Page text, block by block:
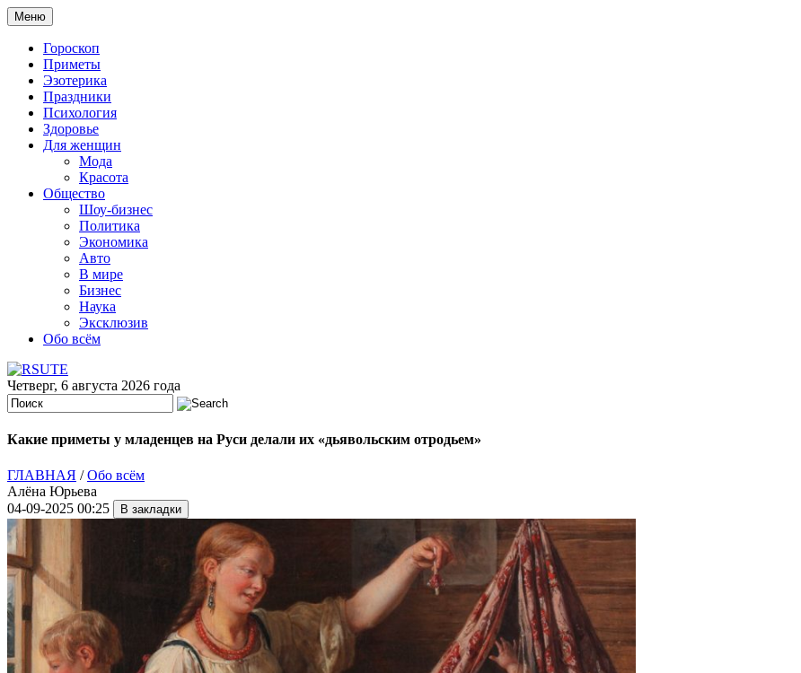
Меню
Гороскоп
Приметы
Эзотерика
Праздники
Психология
Здоровье
Для женщин
Мода
Красота
Общество
Шоу-бизнес
Политика
Экономика
Авто
В мире
Бизнес
Наука
Эксклюзив
Обо всём
Четверг, 6 августа 2026 года
Какие приметы у младенцев на Руси делали их «дьявольским отродьем»
ГЛАВНАЯ /Обо всём
Алёна Юрьева
04-09-2025 00:25